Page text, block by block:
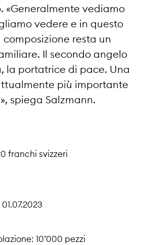
«Generalmente vediamo
vedere e in questo
resta un
Il secondo angelo
la portatrice di pace. Una
più importante
spiega Salzmann.
franchi svizzeri
10’000 pezzi